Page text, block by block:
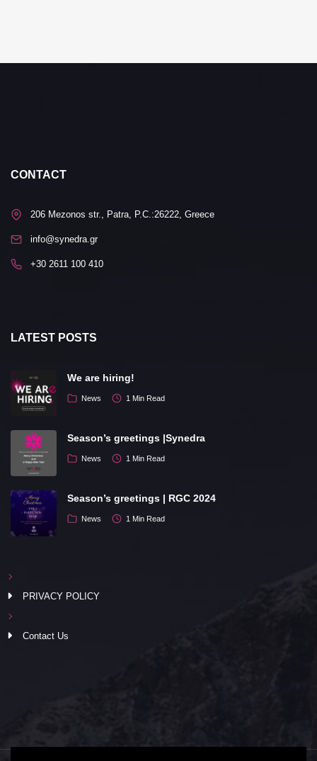
CONTACT
206 Mezonos str., Patra, P.C.:26222, Greece
info@synedra.gr
+30 2611 100 410
LATEST POSTS
We are hiring!
News 1 Min Read
Season’s greetings |Synedra
News 1 Min Read
Season’s greetings | RGC 2024
News 1 Min Read
PRIVACY POLICY
Contact Us